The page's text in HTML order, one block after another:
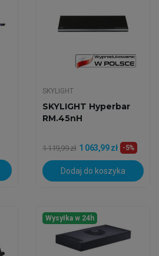
SKYLIGHT
SKYLIGHT Hyperbar
RM.45nH
1 119,99 zł 1 063,99 zł -5%
Dodaj do koszyka
Wysyłka w 24h